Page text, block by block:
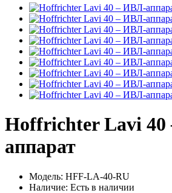
Hoffrichter Lavi
аппарат
Модель: HFF-LA-40-RU
Наличие: Есть в наличии